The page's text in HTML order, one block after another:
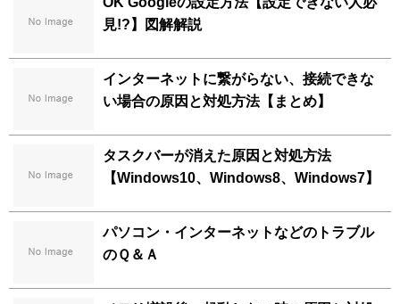
見!?】図解解説
インターネットに繋がらない、接続できな
い場合の原因と対処方法【まとめ】
タスクバーが消えた原因と対処方法
【Windows10、Windows8、Windows7】
パソコン・インターネットなどのトラブル
のＱ＆Ａ